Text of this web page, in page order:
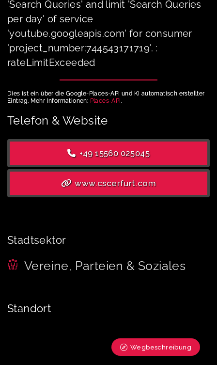
'Search Queries' and limit 'Search Queries
per day' of service
'youtube.googleapis.com' for consumer
'project_number:744543171719'. :
rateLimitExceeded
Dies ist ein über die Google-Places-API und KI automatisch erstellter
Eintrag. Mehr Informationen: Places-API .
Telefon & Website
+49 15560 025045
www.cscerfurt.com
Stadtsektor
Vereine, Parteien & Soziales
Standort
Wegbeschreibung